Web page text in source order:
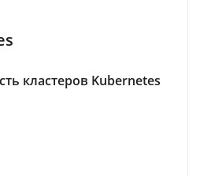
кластеров Kubernetes